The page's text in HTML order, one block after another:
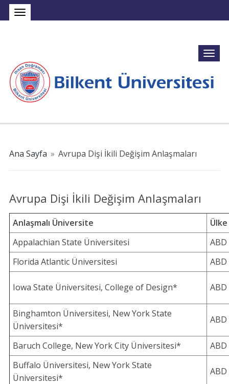
Ana Sayfa » Avrupa Dişi İkili Değişim Anlaşmaları
Avrupa Dişi İkili Değişim Anlaşmaları
Anlaşmalı Üniversite
Ülke
Appalachian State Üniversitesi
ABD
Florida Atlantic Üniversitesi
ABD
Iowa State Üniversitesi, College of Design* ABD
Binghamton Üniversitesi, New York State
Üniversitesi*
ABD
Baruch College, New York City Üniversitesi*
ABD
Buffalo Üniversitesi, New York State
Üniversitesi*
ABD